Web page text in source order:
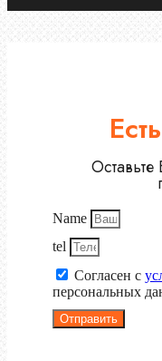
Согласен с
персональных
Отправить